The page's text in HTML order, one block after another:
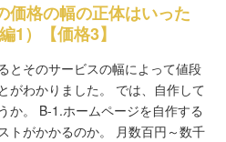
価格の幅の正体はいった
1）【価格3】
とそのサービスの幅によって値段
がわかりました。 では、自作して
か。 B-1.ホームページを自作する
トがかかるのか。 月数百円～数千